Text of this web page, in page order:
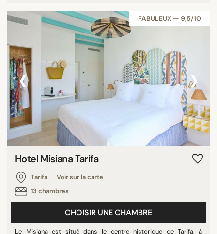
FABULEUX — 9,5/10
‹ ›
Hotel Misiana Tarifa
Tarifa
Voir sur la carte
13 chambres
CHOISIR UNE CHAMBRE
Le Misiana est situé dans le centre historique de Tarifa, à